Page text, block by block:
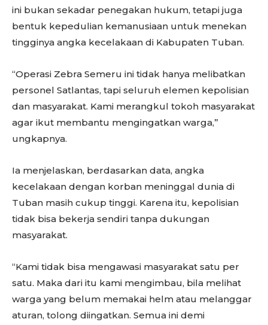
ini bukan sekadar penegakan hukum, tetapi juga
bentuk kepedulian kemanusiaan untuk menekan
tingginya angka kecelakaan di Kabupaten Tuban.
“Operasi Zebra Semeru ini tidak hanya melibatkan
personel Satlantas, tapi seluruh elemen kepolisian
dan masyarakat. Kami merangkul tokoh masyarakat
agar ikut membantu mengingatkan warga,”
ungkapnya.
Ia menjelaskan, berdasarkan data, angka
kecelakaan dengan korban meninggal dunia di
Tuban masih cukup tinggi. Karena itu, kepolisian
tidak bisa bekerja sendiri tanpa dukungan
masyarakat.
“Kami tidak bisa mengawasi masyarakat satu per
satu. Maka dari itu kami mengimbau, bila melihat
warga yang belum memakai helm atau melanggar
aturan, tolong diingatkan. Semua ini demi